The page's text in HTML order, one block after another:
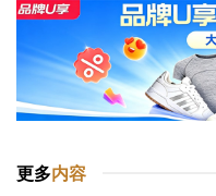
更多内容